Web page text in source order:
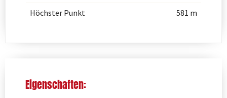
Höchster Punkt
581 m
Eigenschaften: